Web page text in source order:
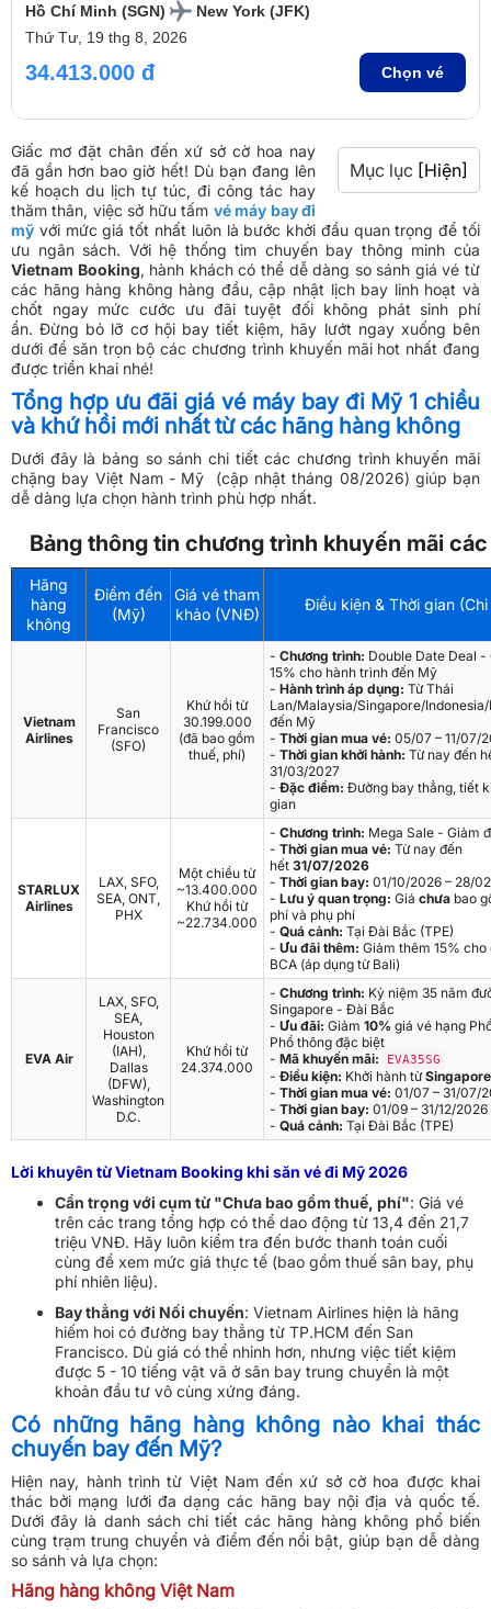
Hồ Chí Minh (SGN)
New York (JFK)
Thứ Tư, 19 thg 8, 2026
34.413.000 đ Chọn vé
Mục lục [Hiện]
Giấc mơ đặt chân đến xứ sở cờ hoa nay
đã gần hơn bao giờ hết! Dù bạn đang lên
kế hoạch du lịch tự túc, đi công tác hay
thăm thân, việc sở hữu tấm vé máy bay đi
mỹ với mức giá tốt nhất luôn là bước khởi đầu quan trọng để tối
ưu ngân sách. Với hệ thống tìm chuyến bay thông minh của
Vietnam Booking, hành khách có thể dễ dàng so sánh giá vé từ
các hãng hàng không hàng đầu, cập nhật lịch bay linh hoạt và
chốt ngay mức cước ưu đãi tuyệt đối không phát sinh phí
ẩn. Đừng bỏ lỡ cơ hội bay tiết kiệm, hãy lướt ngay xuống bên
dưới để săn trọn bộ các chương trình khuyến mãi hot nhất đang
được triển khai nhé!
Tổng hợp ưu đãi giá vé máy bay đi Mỹ 1 chiều
và khứ hồi mới nhất từ các hãng hàng không
Dưới đây là bảng so sánh chi tiết các chương trình khuyến mãi
chặng bay Việt Nam - Mỹ (cập nhật tháng 08/2026) giúp bạn
dễ dàng lựa chọn hành trình phù hợp nhất.
Bảng thông tin chương trình khuyến mãi
Hãng
hàng
không
Điểm đến
(Mỹ)
Giá vé tham
khảo (VNĐ)
Điều kiện & Thời gian
Vietnam
Airlines
San
Francisco
(SFO)
Khứ hồi từ
30.199.000
(đã bao gồm
thuế, phí)
- Chương trình: Double Date Deal -
15% cho hành trình đến Mỹ
- Hành trình áp dụng: Từ Thái
Lan/Malaysia/Singapore/
đến Mỹ
- Thời gian mua vé: 05/07 – 11/07/
- Thời gian khởi hành: Từ nay đến
31/03/2027
- Đặc điểm: Đường bay thẳng, tiết
gian
STARLUX
Airlines
LAX, SFO,
SEA, ONT,
PHX
Một chiều từ
~13.400.000
Khứ hồi từ
~22.734.000
- Chương trình: Mega Sale - Giảm
- Thời gian mua vé: Từ nay đến
hết 31/07/2026
- Thời gian bay: 01/10/2026 – 28/
- Lưu ý quan trọng: Giá chưa bao
phí và phụ phí
- Quá cảnh: Tại Đài Bắc (TPE)
- Ưu đãi thêm: Giảm thêm 15% cho
BCA (áp dụng từ Bali)
EVA Air
LAX, SFO,
SEA,
Houston
(IAH),
Dallas
(DFW),
Washington
D.C.
Khứ hồi từ
24.374.000
- Chương trình: Kỷ niệm 35 năm
Singapore - Đài Bắc
- Ưu đãi: Giảm 10% giá vé hạng
Phổ thông đặc biệt
- Mã khuyến mãi: EVA35SG
- Điều kiện: Khởi hành từSingapore
- Thời gian mua vé: 01/07 – 31/07/
- Thời gian bay: 01/09 – 31/12/2026
- Quá cảnh: Tại Đài Bắc (TPE)
Lời khuyên từ Vietnam Booking khi săn vé đi Mỹ 2026
Cẩn trọng với cụm từ "Chưa bao gồm thuế, phí": Giá vé
trên các trang tổng hợp có thể dao động từ 13,4 đến 21,7
triệu VNĐ. Hãy luôn kiểm tra đến bước thanh toán cuối
cùng để xem mức giá thực tế (bao gồm thuế sân bay, phụ
phí nhiên liệu).
Bay thẳng với Nối chuyến: Vietnam Airlines hiện là hãng
hiếm hoi có đường bay thẳng từ TP.HCM đến San
Francisco. Dù giá có thể nhỉnh hơn, nhưng việc tiết kiệm
được 5 - 10 tiếng vật vã ở sân bay trung chuyển là một
khoản đầu tư vô cùng xứng đáng.
Có những hãng hàng không nào khai thác
chuyến bay đến Mỹ?
Hiện nay, hành trình từ Việt Nam đến xứ sở cờ hoa được khai
thác bởi mạng lưới đa dạng các hãng bay nội địa và quốc tế.
Dưới đây là danh sách chi tiết các hãng hàng không phổ biến
cùng trạm trung chuyển và điểm đến nổi bật, giúp bạn dễ dàng
so sánh và lựa chọn:
Hãng hàng không Việt Nam